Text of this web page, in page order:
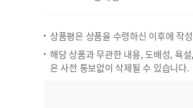
상품평은 상품을 수령하신 이후에 작
해당 상품과 무관한 내용, 도배성, 욕
은 사전 통보없이 삭제될 수 있습니다.